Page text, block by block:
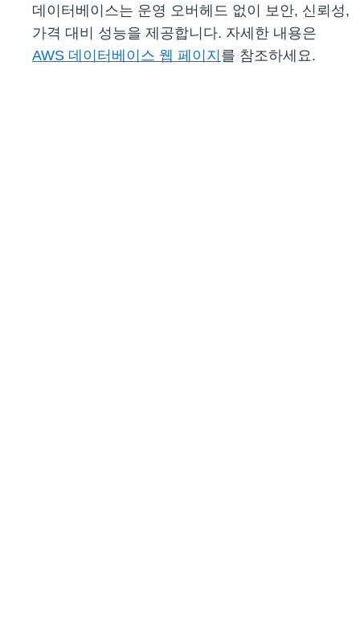
데이터베이스는 운영 오버헤드 없이 보안, 신뢰성,
가격 대비 성능을 제공합니다. 자세한 내용은
AWS 데이터베이스 웹 페이지 를 참조하세요.